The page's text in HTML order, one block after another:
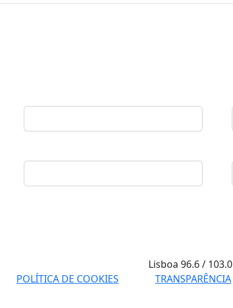
Lisboa96.6 / 103.0
POLÍTICA DE COOKIES TRANSPARÊNCIA